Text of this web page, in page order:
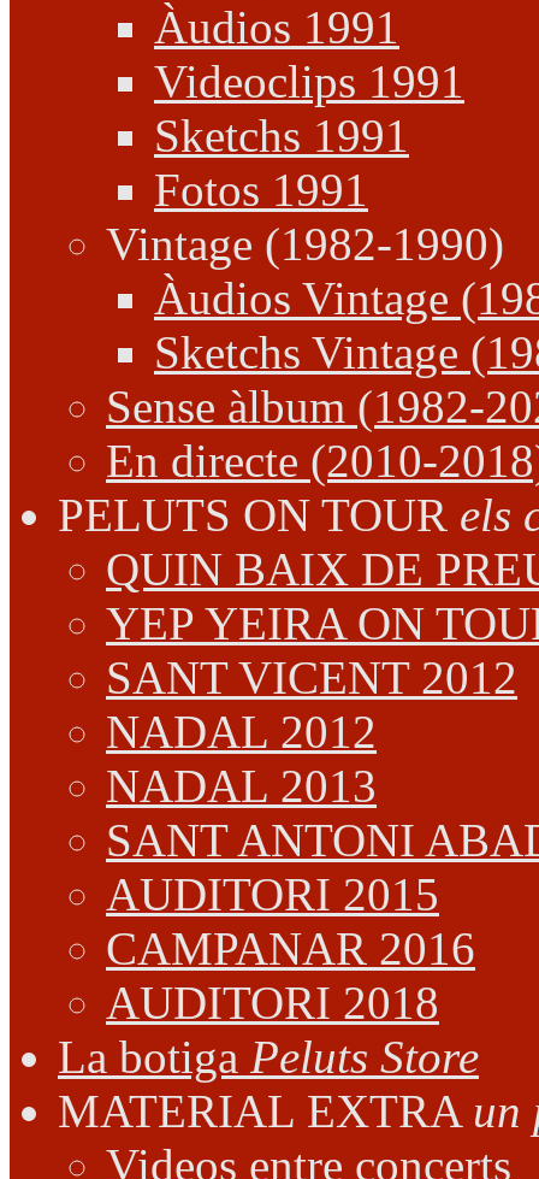
Àudios 1991
Videoclips 1991
Sketchs 1991
Fotos 1991
Vintage (1982-1990)
Àudios Vintage
Sketchs Vintage
Sense àlbum (1982-
En directe (2010-
PELUTS ON TOUR els
QUIN BAIX DE
YEP YEIRA ON
SANT VICENT 2012
NADAL 2012
NADAL 2013
SANT ANTONI
AUDITORI 2015
CAMPANAR 2016
AUDITORI 2018
La botiga Peluts Store
MATERIAL EXTRA un
Videos entre concerts